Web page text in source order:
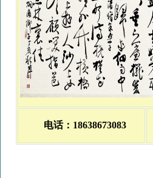
电话：18638673083